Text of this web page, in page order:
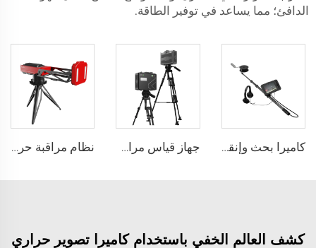
الدافئ؛ مما يساعد في توفير الطاقة.
كاميرا بحث وإنقاذ من نوع المسبار LSJ-C-E جهاز قياس مراقبة الاستقرار نظام مراقبة حركة الأرض
كشف العالم الخفي باستخدام كاميرا تصوير حراري